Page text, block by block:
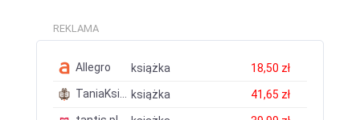
REKLAMA
Allegro książka
18,50 zł
TaniaKsiazka.pl
książka
41,65 zł